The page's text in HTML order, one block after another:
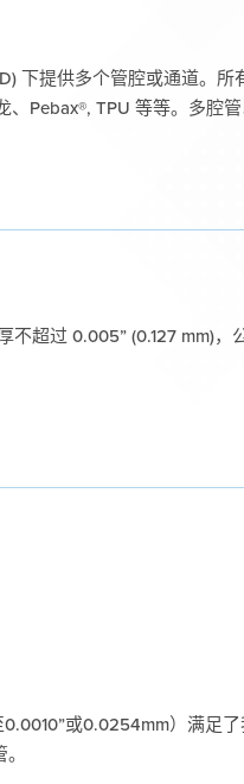
下提供多个管腔或通道。
、Pebax®, TPU 等等。多腔
超过 0.005” (0.127 mm)，
或0.0254mm）满足